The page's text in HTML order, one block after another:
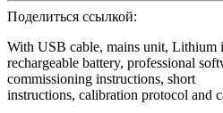
Поделиться ссылкой:
With USB cable, mains unit, Lithium
rechargeable battery, professional
commissioning instructions, short
instructions, calibration protocol and